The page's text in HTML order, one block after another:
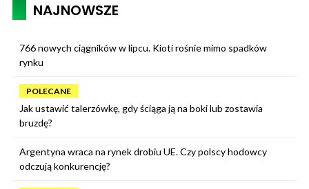
NAJNOWSZE
766 nowych ciągników w lipcu. Kioti rośnie mimo spadków
rynku
POLECANE
Jak ustawić talerzówkę, gdy ściąga ją na boki lub zostawia
bruzdę?
Argentyna wraca na rynek drobiu UE. Czy polscy hodowcy
odczują konkurencję?